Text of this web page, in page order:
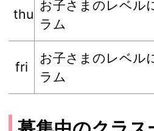
thu
お子さまのレベル
ラム
fri
お子さまのレベル
ラム